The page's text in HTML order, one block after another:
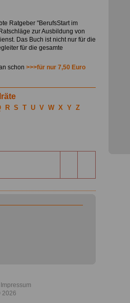
Ratgeber "BerufsStart im
zur Ausbildung von
Das Buch ist nicht nur für die
für die gesamte
schon >>>für nur 7,50 Euro
R S T U V W X Y Z
Impressum
2026